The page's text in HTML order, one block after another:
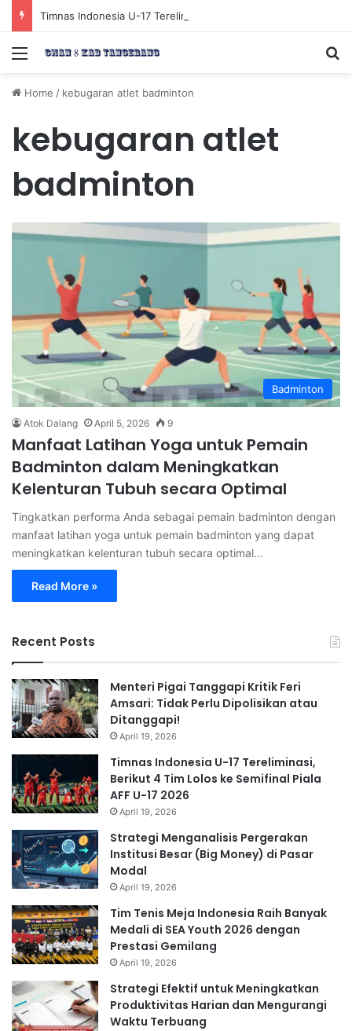
Menu
Home / kebugaran atlet badminton
kebugaran atlet
badminton
Badminton
Atok Dalang April 5, 2026 9
Manfaat Latihan Yoga untuk Pemain
Badminton dalam Meningkatkan
Kelenturan Tubuh secara Optimal
Tingkatkan performa Anda sebagai pemain badminton dengan
manfaat latihan yoga untuk pemain badminton yang dapat
meningkatkan kelenturan tubuh secara optimal…
Read More »
Recent Posts
Menteri Pigai Tanggapi Kritik Feri
Amsari: Tidak Perlu Dipolisikan atau
Ditanggapi!
April 19, 2026
Timnas Indonesia U-17 Tereliminasi,
Berikut 4 Tim Lolos ke Semifinal Piala
AFF U-17 2026
April 19, 2026
Strategi Menganalisis Pergerakan
Institusi Besar (Big Money) di Pasar
Modal
April 19, 2026
Tim Tenis Meja Indonesia Raih Banyak
Medali di SEA Youth 2026 dengan
Prestasi Gemilang
April 19, 2026
Strategi Efektif untuk Meningkatkan
Produktivitas Harian dan Mengurangi
Waktu Terbuang